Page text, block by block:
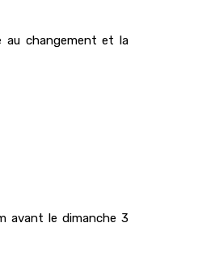
au changement et la
avant le dimanche 3